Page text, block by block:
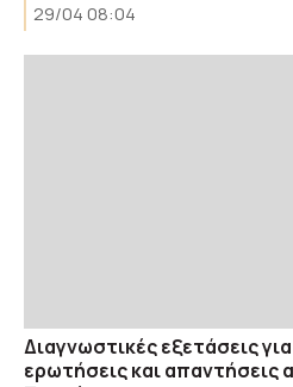
29/04 08:04
Διαγνωστικές εξετάσεις
ερωτήσεις και απαντήσεις